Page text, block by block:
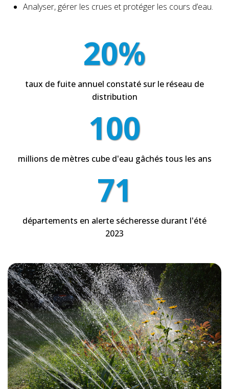
Analyser, gérer les crues et protéger les cours d’eau.
20%
taux de fuite annuel constaté sur le réseau de
distribution
100
millions de mètres cube d'eau gâchés tous les ans
71
départements en alerte sécheresse durant l'été
2023